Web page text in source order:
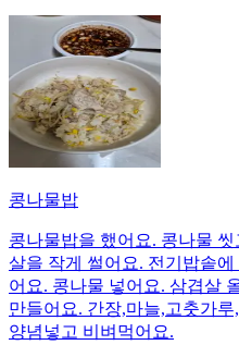
콩나물밥
콩나물밥을 했어요. 콩나물
살을 작게 썰어요. 전기밥솥
어요. 콩나물 넣어요. 삼겹살
만들어요. 간장,마늘,고춧가
양념넣고 비벼먹어요.